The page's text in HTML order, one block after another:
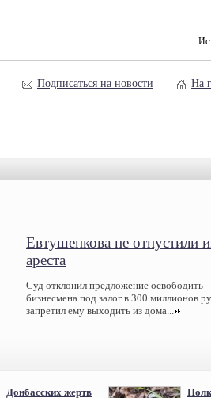
Подписаться на новости На
Евтушенкова не отпустили
ареста
Суд отклонил предложение освободить
бизнесмена под залог в 300 миллионов
запретил ему выходить из дома...
Донбасских жертв